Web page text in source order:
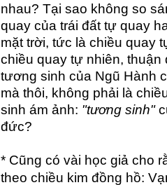
nhau? Tại sao không so
quay của trái đất tự quay
mặt trời, tức là chiều quay
chiều quay tự nhiên, thuận
tương sinh của Ngũ Hành
mà thôi, không phải là
sinh ám ảnh: "tương sinh"
đức?
* Cũng có vài học giả cho
theo chiều kim đồng hồ: